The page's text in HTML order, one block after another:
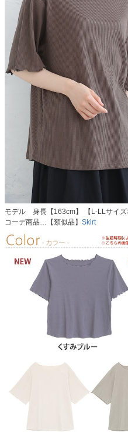
モデル 身長【163cm】 【L-LLサイズ
コーデ商品…【類似品】 Skirt